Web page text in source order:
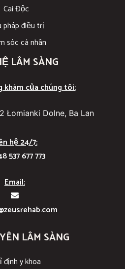
Cai Độc
pháp điều trị
sóc cá nhân
LÂM SÀNG
khám của chúng tôi:
Łomianki Dolne, Ba Lan
hệ 24/7:
537 677 773
Email:
LÂM SÀNG
định y khoa